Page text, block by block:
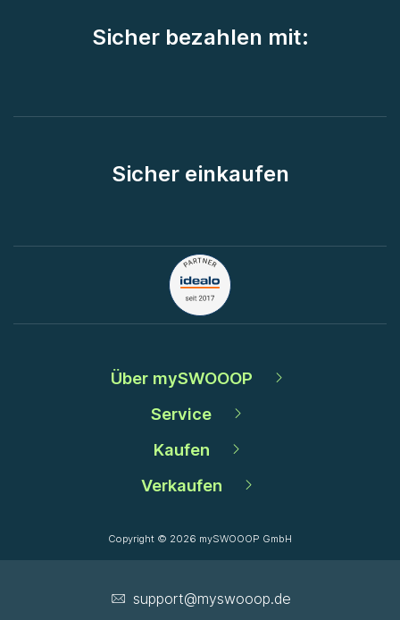
Sicher bezahlen mit:
Sicher einkaufen
Über mySWOOOP
Service
Kaufen
Verkaufen
Copyright © 2026 mySWOOOP GmbH
support­@myswooop.de